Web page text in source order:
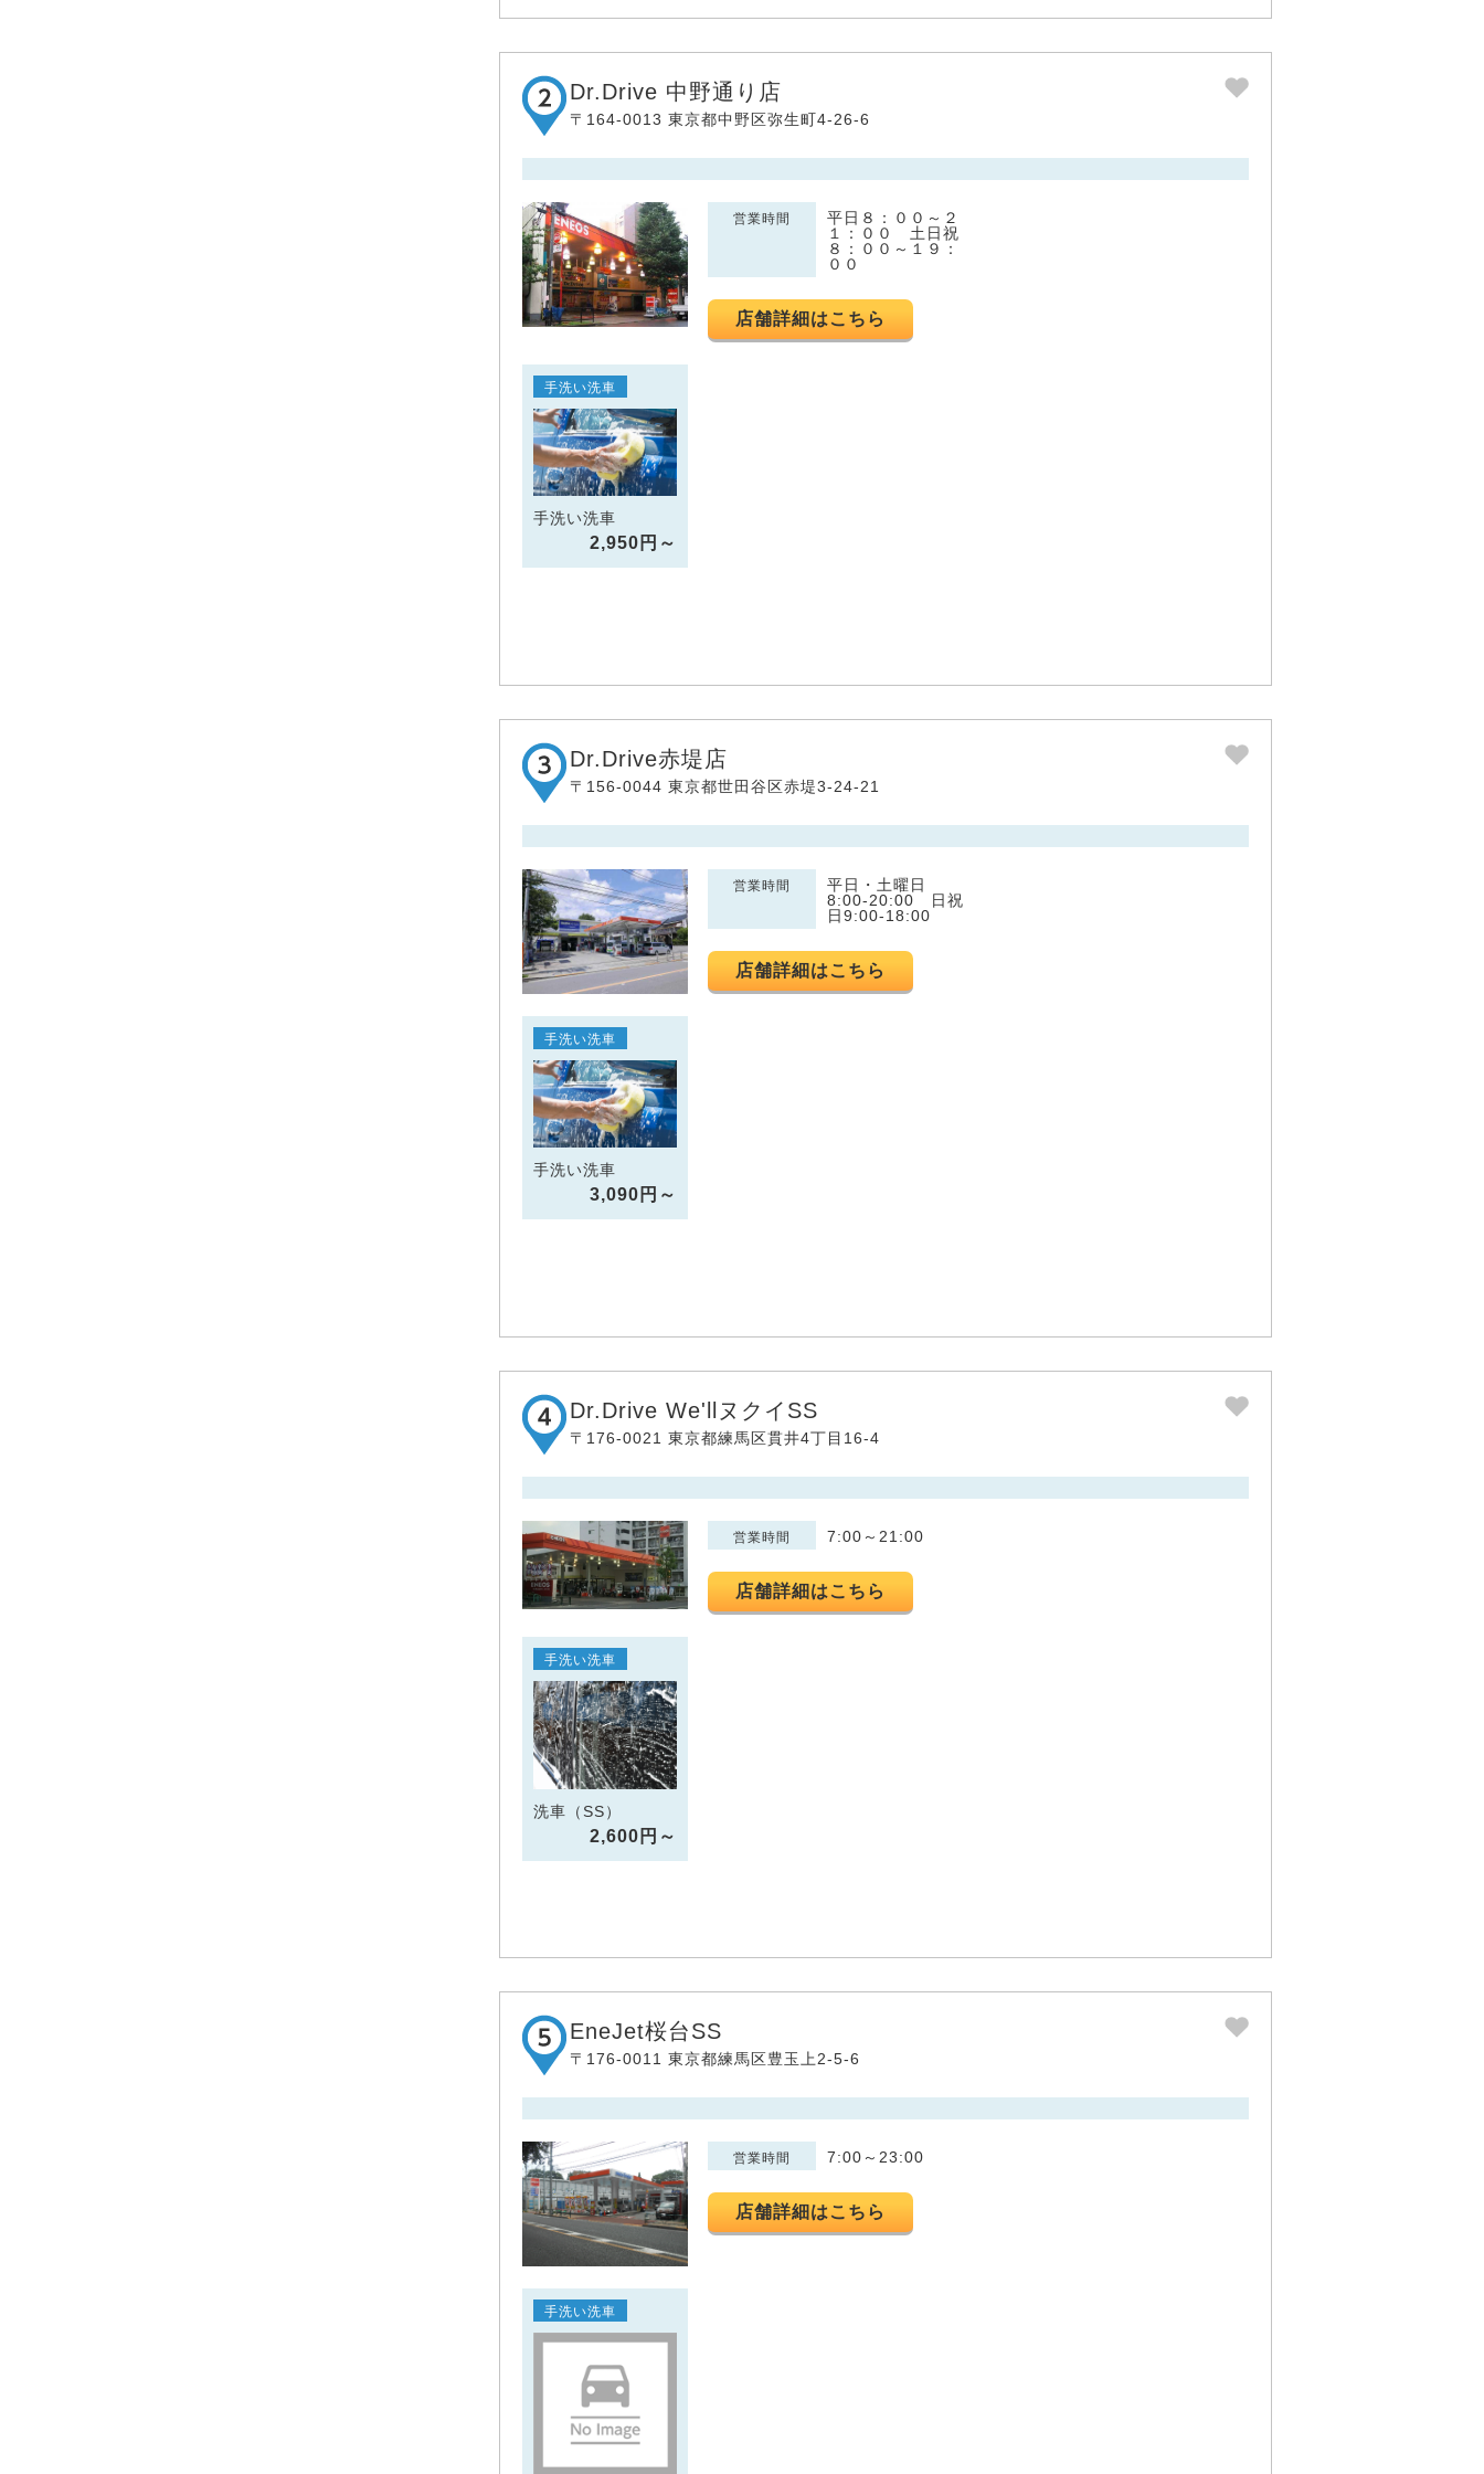
Dr.Drive 中野通り店
〒164-0013 東京都中野区弥生町4-26-6
営業時間
平日８：００～２
１：００ 土日祝
８：００～１９：
００
店舗詳細はこちら
手洗い洗車
手洗い洗車
2,950円～
Dr.Drive赤堤店
〒156-0044 東京都世田谷区赤堤3-24-21
営業時間
平日・土曜日
8:00-20:00 日祝
日9:00-18:00
店舗詳細はこちら
手洗い洗車
手洗い洗車
3,090円～
Dr.Drive We'llヌクイSS
〒176-0021 東京都練馬区貫井4丁目16-4
営業時間 7:00～21:00
店舗詳細はこちら
手洗い洗車
洗車（SS）
2,600円～
EneJet桜台SS
〒176-0011 東京都練馬区豊玉上2-5-6
営業時間 7:00～23:00
店舗詳細はこちら
手洗い洗車